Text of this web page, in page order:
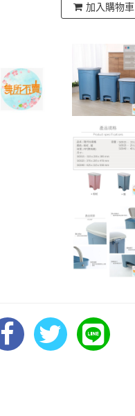
加入購物車